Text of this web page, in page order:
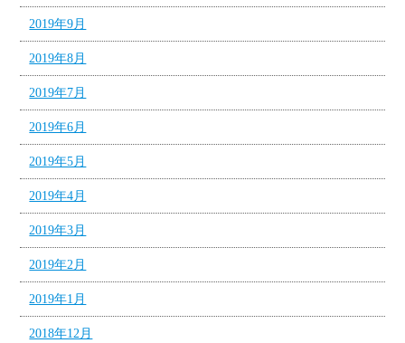
2019年9月
2019年8月
2019年7月
2019年6月
2019年5月
2019年4月
2019年3月
2019年2月
2019年1月
2018年12月